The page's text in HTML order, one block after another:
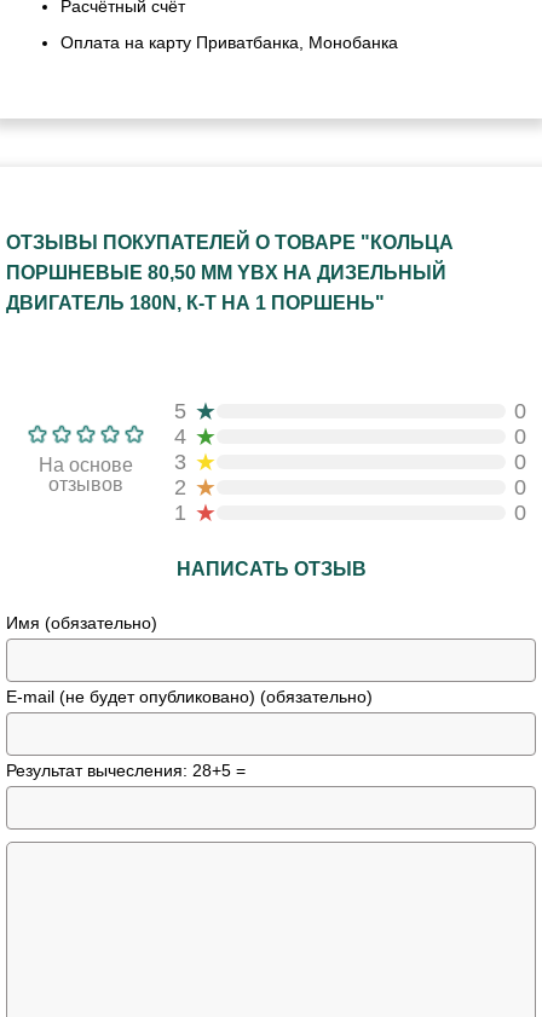
Расчётный счёт
Оплата на карту Приватбанка, Монобанка
ОТЗЫВЫ ПОКУПАТЕЛЕЙ О ТОВАРЕ "КОЛЬЦА
ПОРШНЕВЫЕ 80,50 ММ YBX НА ДИЗЕЛЬНЫЙ
ДВИГАТЕЛЬ 180N, К-Т НА 1 ПОРШЕНЬ"
На основе
отзывов
5 ★
0
4 ★
0
3 ★
0
2 ★
0
1 ★ 0
НАПИСАТЬ ОТЗЫВ
Имя (обязательно)
E-mail (не будет опубликовано) (обязательно)
Результат вычесления: 28+5 =